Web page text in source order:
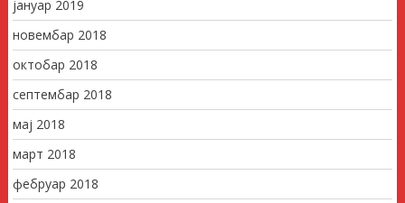
јануар 2019
новембар 2018
октобар 2018
септембар 2018
мај 2018
март 2018
фебруар 2018